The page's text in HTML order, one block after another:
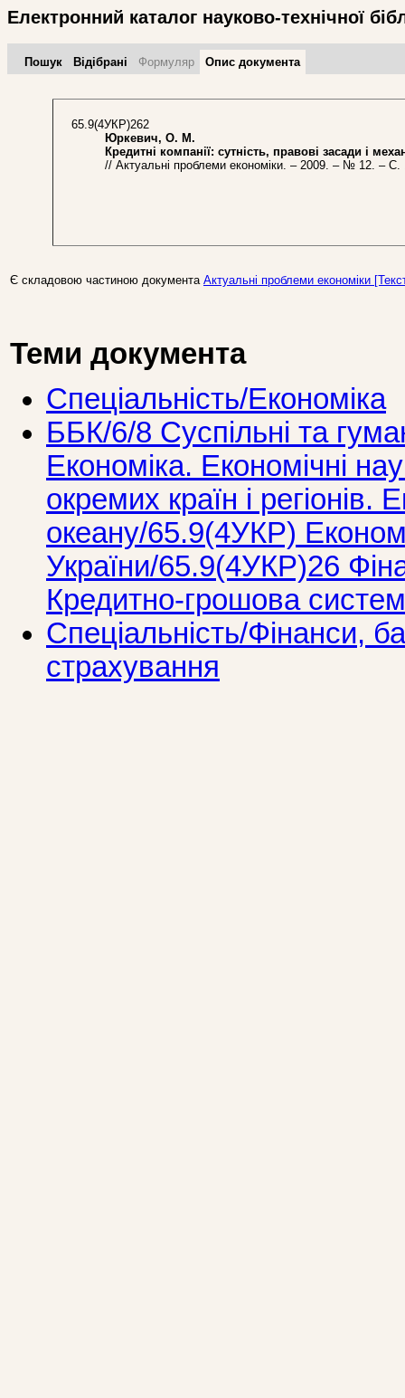
Електронний каталог науково-технічної
Пошук Відібрані Формуляр Опис документа
65.9(4УКР)262
Юркевич, О. М.
Кредитні компанії: сутність, правові засади і
// Актуальні проблеми економіки. – 2009. – № 12. – С.
Є складовою частиною документа Актуальні проблеми економіки
Теми документа
Спеціальність/Економіка
ББК/6/8 Суспільні та
Економіка. Економічні
окремих країн і регіонів.
океану/65.9(4УКР)
України/65.9(4УКР)26
Кредитно-грошова
Спеціальність/Фінанси,
страхування